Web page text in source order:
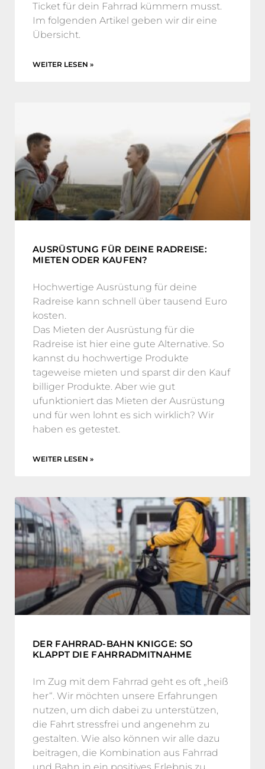
Ticket für dein Fahrrad kümmern musst.
Im folgenden Artikel geben wir dir eine
Übersicht.
WEITER LESEN »
AUSRÜSTUNG FÜR DEINE RADREISE:
MIETEN ODER KAUFEN?
Hochwertige Ausrüstung für deine
Radreise kann schnell über tausend Euro
kosten.
Das Mieten der Ausrüstung für die
Radreise ist hier eine gute Alternative. So
kannst du hochwertige Produkte
tageweise mieten und sparst dir den Kauf
billiger Produkte. Aber wie gut
ufunktioniert das Mieten der Ausrüstung
und für wen lohnt es sich wirklich? Wir
haben es getestet.
WEITER LESEN »
DER FAHRRAD-BAHN KNIGGE: SO
KLAPPT DIE FAHRRADMITNAHME
Im Zug mit dem Fahrrad geht es oft „heiß
her“. Wir möchten unsere Erfahrungen
nutzen, um dich dabei zu unterstützen,
die Fahrt stressfrei und angenehm zu
gestalten. Wie also können wir alle dazu
beitragen, die Kombination aus Fahrrad